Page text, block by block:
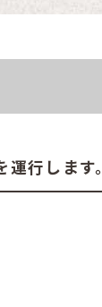
行します。